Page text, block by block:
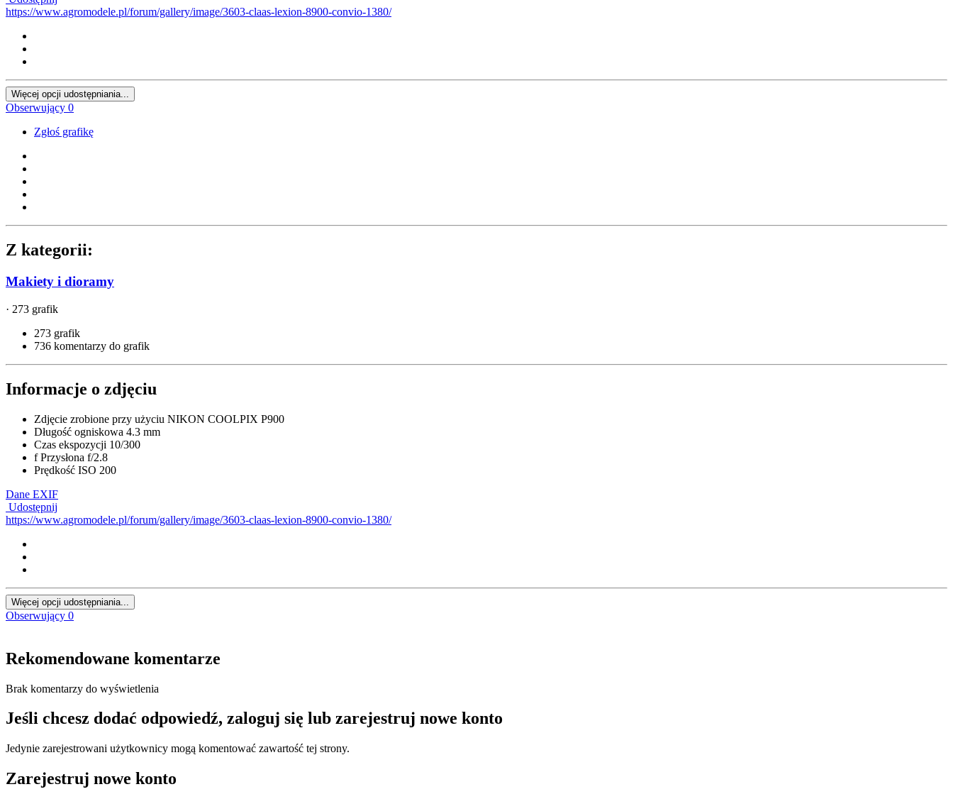
https://www.agromodele.pl/forum/gallery/image/3603-claas-lexion-8900-convio-1380/
Więcej opcji udostępniania...
Obserwujący 0
Zgłoś grafikę
Z kategorii:
Makiety i dioramy
· 273 grafik
273 grafik
736 komentarzy do grafik
Informacje o zdjęciu
Zdjęcie zrobione przy użyciu NIKON COOLPIX P900
Długość ogniskowa 4.3 mm
Czas ekspozycji 10/300
f Przysłona f/2.8
Prędkość ISO 200
Dane EXIF
Udostępnij
https://www.agromodele.pl/forum/gallery/image/3603-claas-lexion-8900-convio-1380/
Więcej opcji udostępniania...
Obserwujący 0
Rekomendowane komentarze
Brak komentarzy do wyświetlenia
Jeśli chcesz dodać odpowiedź, zaloguj się lub zarejestruj nowe konto
Jedynie zarejestrowani użytkownicy mogą komentować zawartość tej strony.
Zarejestruj nowe konto